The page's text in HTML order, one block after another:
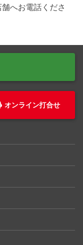
へお電話くださ
オンライン打合せ